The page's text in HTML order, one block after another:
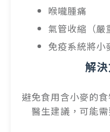
喉嚨腫痛
氣管收縮（嚴
免疫系統將小
解
避免食用含小麥的
醫生建議，可能